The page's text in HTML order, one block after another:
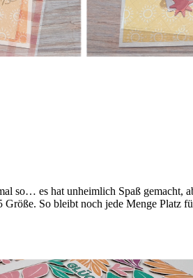
so… es hat unheimlich Spaß gemacht,
So bleibt noch jede Menge Platz